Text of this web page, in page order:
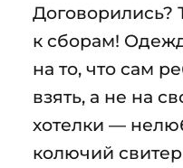
Договорились?
к сборам!
на то, что сам
взять, а не на
хотелки —
колючий